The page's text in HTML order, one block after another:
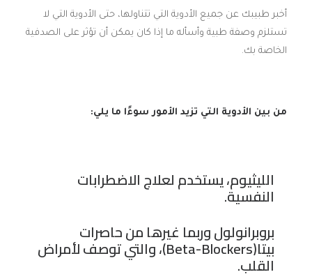
أخبر طبيبك عن جميع الأدوية التي تتناولها، حتى الأدوية التي لا
تستلزم وصفة طبية وأسأله ما إذا كان يمكن أن تؤثر على الصدفية
الخاصة بك.
من بين الأدوية التي تزيد الأمور سوءًا ما يلي:
الليثيوم، يستخدم لعلاج الاضطرابات
النفسية.
بروبرانولول وربما غيرها من حاصرات
بيتا(Beta-Blockers)، والتي توصف لأمراض
القلب.